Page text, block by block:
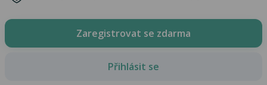
Zaregistrovat se zdarma
Přihlásit se